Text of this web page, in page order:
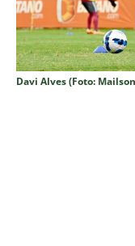
Davi Alves (Foto: